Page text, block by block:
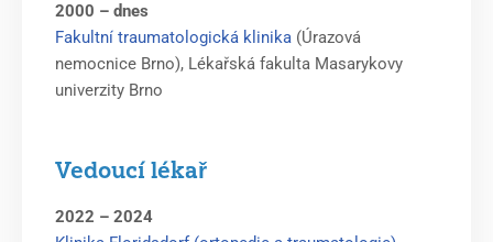
2000 – dnes
Fakultní traumatologická klinika (Úrazová
nemocnice Brno), Lékařská fakulta Masarykovy
univerzity Brno
Vedoucí lékař
2022 – 2024